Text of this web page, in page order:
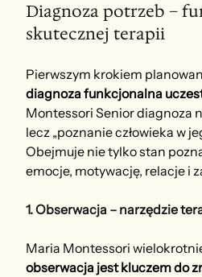
Diagnoza potrzeb –
skutecznej terapii
Pierwszym krokiem
diagnoza funkcjonalna
Montessori Senior diagnoza
lecz „poznanie człowieka w
Obejmuje nie tylko stan
emocje, motywację, relacje i
1. Obserwacja – narzędzie
Maria Montessori
obserwacja jest kluczem do